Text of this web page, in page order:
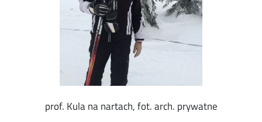
prof. Kula na nartach, fot. arch. prywatne